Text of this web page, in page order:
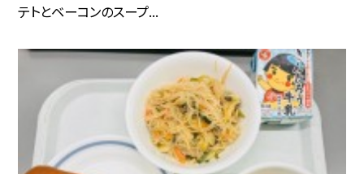
テトとベーコンのスープ...